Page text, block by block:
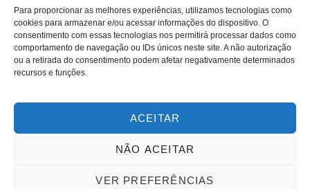
Para proporcionar as melhores experiências, utilizamos tecnologias como
cookies para armazenar e/ou acessar informações do dispositivo. O
consentimento com essas tecnologias nos permitirá processar dados como
comportamento de navegação ou IDs únicos neste site. A não autorização
ou a retirada do consentimento podem afetar negativamente determinados
recursos e funções.
ACEITAR
NÃO ACEITAR
VER PREFERÊNCIAS
Copyright © 2026. Diário PcD. Todos os direitos reservados.